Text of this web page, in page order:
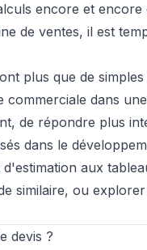
encore et
de ventes, il est
plus que de
commerciale dans
de répondre plus
dans le
aux
similaire, ou
devis ?